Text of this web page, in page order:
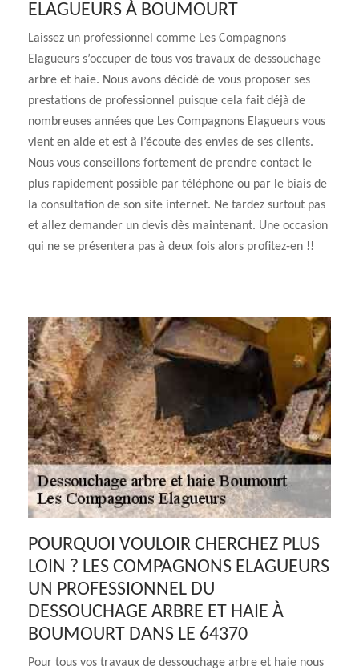
ELAGUEURS À BOUMOURT
Laissez un professionnel comme Les Compagnons
Elagueurs s’occuper de tous vos travaux de dessouchage
arbre et haie. Nous avons décidé de vous proposer ses
prestations de professionnel puisque cela fait déjà de
nombreuses années que Les Compagnons Elagueurs vous
vient en aide et est à l’écoute des envies de ses clients.
Nous vous conseillons fortement de prendre contact le
plus rapidement possible par téléphone ou par le biais de
la consultation de son site internet. Ne tardez surtout pas
et allez demander un devis dès maintenant. Une occasion
qui ne se présentera pas à deux fois alors profitez-en !!
POURQUOI VOULOIR CHERCHEZ PLUS
LOIN ? LES COMPAGNONS ELAGUEURS
UN PROFESSIONNEL DU
DESSOUCHAGE ARBRE ET HAIE À
BOUMOURT DANS LE 64370
Pour tous vos travaux de dessouchage arbre et haie nous